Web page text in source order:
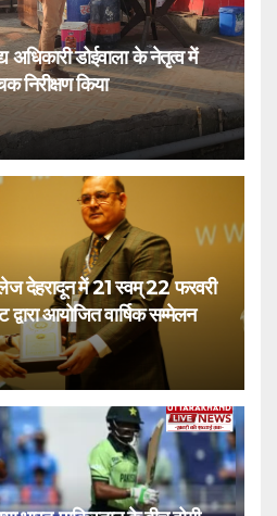
अधिकारी डोईवाला के नेतृत्व में
निरीक्षण किया
देहरादून में 21 स्वम् 22 फरवरी
आयोजित वार्षिक सम्मेलन